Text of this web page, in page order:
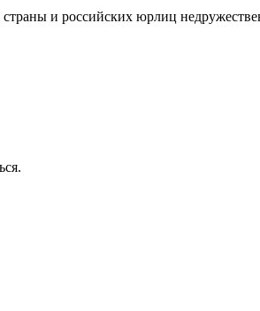
и российских юрлиц